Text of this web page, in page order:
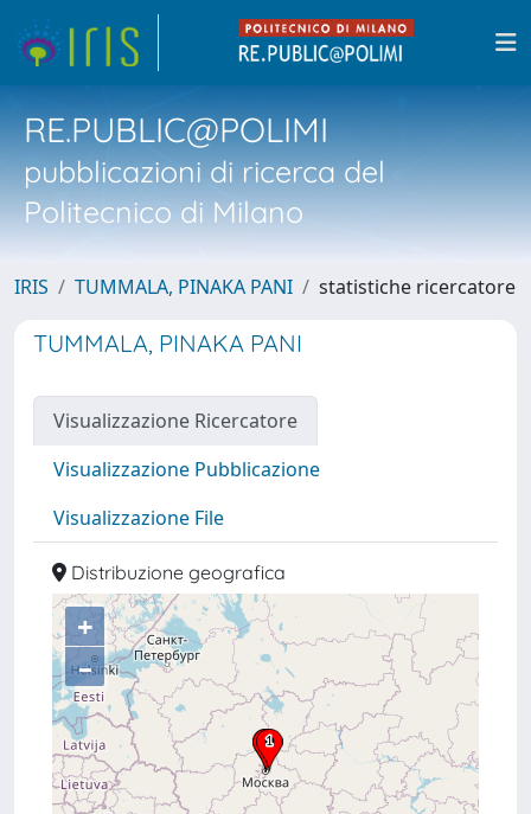
RE.PUBLIC@POLIMI
pubblicazioni di ricerca del
Politecnico di Milano
IRIS TUMMALA, PINAKA PANI statistiche ricercatore
TUMMALA, PINAKA PANI
Visualizzazione Ricercatore
Visualizzazione Pubblicazione
Visualizzazione File
Distribuzione geografica
+
–